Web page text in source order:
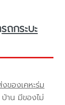
รถกระบะ
ของเคหะร่ม
าน มีของไม่